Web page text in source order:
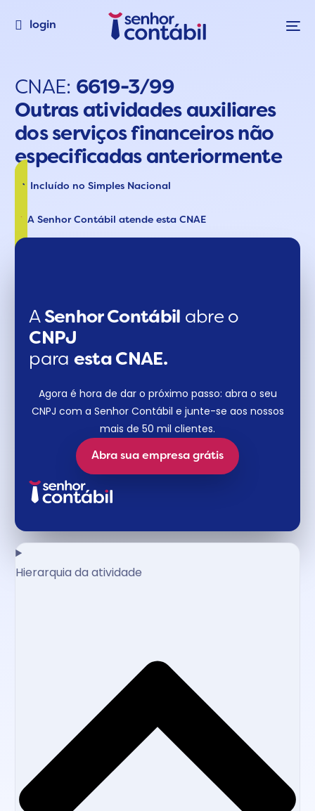
login
CNAE: 6619-3/99
Outras atividades auxiliares
dos serviços financeiros não
especificadas anteriormente
Incluído no Simples Nacional
A Senhor Contábil atende esta CNAE
A Senhor Contábil abre o
CNPJ
para esta CNAE.
Agora é hora de dar o próximo passo: abra o seu
CNPJ com a Senhor Contábil e junte-se aos nossos
mais de 50 mil clientes.
Abra sua empresa grátis
Hierarquia da atividade